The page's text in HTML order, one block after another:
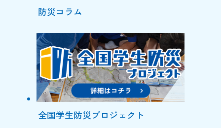
防災コラム
全国学生防災プロジェクト